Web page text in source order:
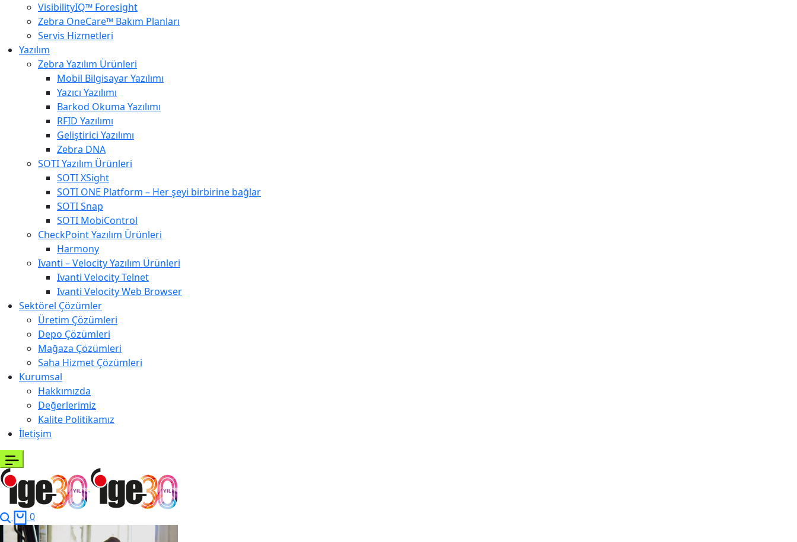
VisibilityIQ™ Foresight
Zebra OneCare™ Bakım Planları
Servis Hizmetleri
Yazılım
Zebra Yazılım Ürünleri
Mobil Bilgisayar Yazılımı
Yazıcı Yazılımı
Barkod Okuma Yazılımı
RFID Yazılımı
Geliştirici Yazılımı
Zebra DNA
SOTI Yazılım Ürünleri
SOTI XSight
SOTI ONE Platform – Her şeyi birbirine bağlar
SOTI Snap
SOTI MobiControl
CheckPoint Yazılım Ürünleri
Harmony
Ivanti – Velocity Yazılım Ürünleri
Ivanti Velocity Telnet
Ivanti Velocity Web Browser
Sektörel Çözümler
Üretim Çözümleri
Depo Çözümleri
Mağaza Çözümleri
Saha Hizmet Çözümleri
Kurumsal
Hakkımızda
Değerlerimiz
Kalite Politikamız
İletişim
0